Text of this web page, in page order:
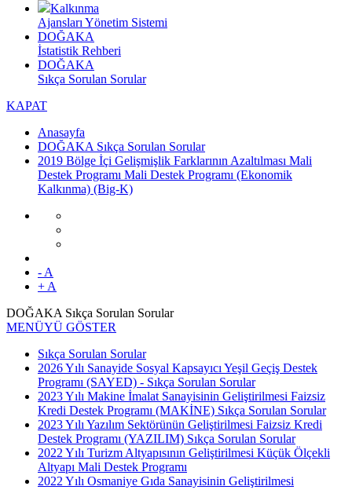
Kalkınma
Ajansları Yönetim Sistemi
DOĞAKA
İstatistik Rehberi
DOĞAKA
Sıkça Sorulan Sorular
KAPAT
Anasayfa
DOĞAKA Sıkça Sorulan Sorular
2019 Bölge İçi Gelişmişlik Farklarının Azaltılması Mali
Destek Programı Mali Destek Programı (Ekonomik
Kalkınma) (Big-K)
- A
+ A
DOĞAKA Sıkça Sorulan Sorular
MENÜYÜ GÖSTER
Sıkça Sorulan Sorular
2026 Yılı Sanayide Sosyal Kapsayıcı Yeşil Geçiş Destek
Programı (SAYED) - Sıkça Sorulan Sorular
2023 Yılı Makine İmalat Sanayisinin Geliştirilmesi Faizsiz
Kredi Destek Programı (MAKİNE) Sıkça Sorulan Sorular
2023 Yılı Yazılım Sektörünün Geliştirilmesi Faizsiz Kredi
Destek Programı (YAZILIM) Sıkça Sorulan Sorular
2022 Yılı Turizm Altyapısının Geliştirilmesi Küçük Ölçekli
Altyapı Mali Destek Programı
2022 Yılı Osmaniye Gıda Sanayisinin Geliştirilmesi